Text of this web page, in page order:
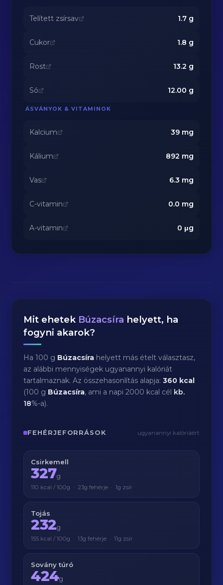
Telített zsírsav 1.7g
Cukor 1.8 g
Rost 13.2 g
Só 12.00 g
ÁSVÁNYOK & VITAMINOK
Kalcium 39mg
Kálium 892 mg
Vas 6.3 mg
C-vitamin 0.0 mg
A-vitamin 0 μg
Mit ehetek Búzacsíra helyett, ha
fogyni akarok?
Ha 100 g Búzacsíra helyett más ételt választasz,
az alábbi mennyiségek ugyanannyi kalóriát
tartalmaznak. Az összehasonlítás alapja:360 kcal
(100 g Búzacsíra, ami a napi 2000 kcal cél kb.
18%-a).
FEHÉRJEFORRÁSOK ugyanannyi kalóriáért
Csirkemell
327g
110 kcal / 100g · 23g fehérje · 1g zsír
Tojás
232g
155 kcal / 100g · 13g fehérje · 11g zsír
Sovány túró
424g